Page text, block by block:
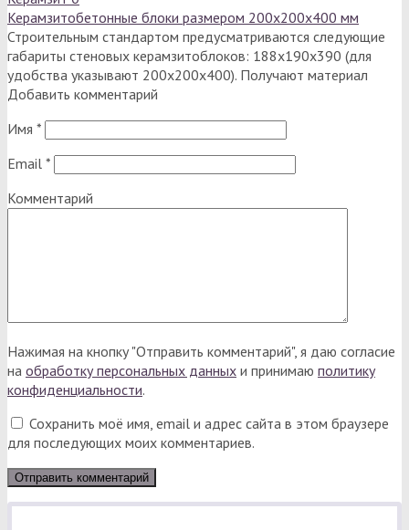
Керамзитобетонные блоки размером 200х200х400 мм
Строительным стандартом предусматриваются следующие
габариты стеновых керамзитоблоков: 188х190х390 (для
удобства указывают 200х200х400). Получают материал
Добавить комментарий
Имя *
Email *
Комментарий
Нажимая на кнопку "Отправить комментарий", я даю согласие
на обработку персональных данных и принимаю политику
конфиденциальности.
Сохранить моё имя, email и адрес сайта в этом браузере
для последующих моих комментариев.